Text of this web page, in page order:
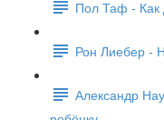
Пол Таф - Как
Рон Лиебер -
Александр